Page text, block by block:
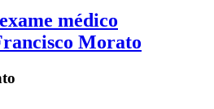
médico
Morato